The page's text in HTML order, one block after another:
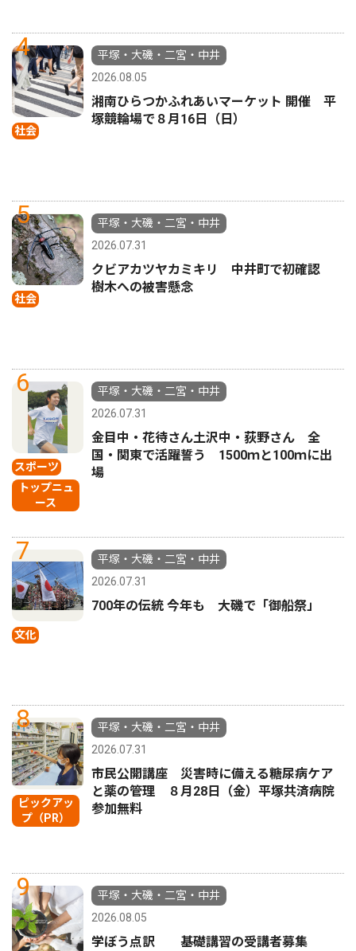
4
社会
平塚・大磯・二宮・中井
2026.08.05
湘南ひらつかふれあいマーケット 開催 平
塚競輪場で８月16日（日）
5
社会
平塚・大磯・二宮・中井
2026.07.31
クビアカツヤカミキリ 中井町で初確認
樹木への被害懸念
6
スポーツ
トップニュ
ース
平塚・大磯・二宮・中井
2026.07.31
金目中・花待さん土沢中・荻野さん 全
国・関東で活躍誓う 1500ｍと100ｍに出
場
7
文化
平塚・大磯・二宮・中井
2026.07.31
700年の伝統 今年も 大磯で「御船祭」
8
ピックアッ
プ（PR）
平塚・大磯・二宮・中井
2026.07.31
市民公開講座 災害時に備える糖尿病ケア
と薬の管理 ８月28日（金）平塚共済病院
参加無料
9
平塚・大磯・二宮・中井
2026.08.05
学ぼう点訳 基礎講習の受講者募集